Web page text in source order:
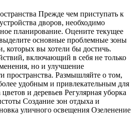
Прежде чем приступать к
дворов, необходимо
планирование. Оцените текущее
основные проблемные зоны
которых вы хотели бы достичь.
включающий в себя не только
но и улучшение
пространства. Размышляйте о том,
удобным и привлекательным для
и деревьев Регулярная уборка
Создание зон отдыха и
уличного освещения Озеленение